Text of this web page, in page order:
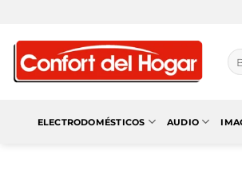
contenido
por:
ELECTRODOMÉSTICOS AUDIO